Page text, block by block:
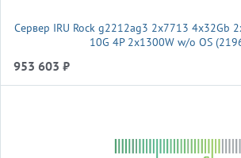
Сервер IRU Rock g2212ag3 2x7713 4x32Gb
10G 4P 2x1300W w/o OS
953 603 ₽